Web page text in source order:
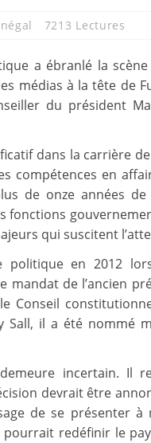
7213 Lectures
a ébranlé la
médias à la tête de
du président
dans la carrière de
compétences en
de onze années
fonctions
qui suscitent
en 2012
mandat de l’ancien
Conseil
Sall, il a été nommé
incertain. Il
devrait être
de se présenter à
redéfinir le